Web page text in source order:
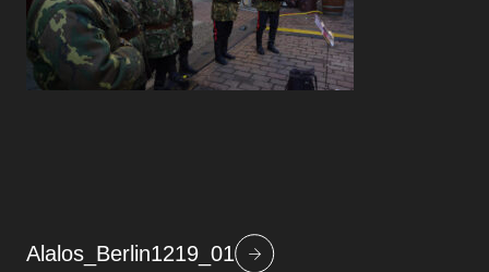
Alalos_Berlin1219_01